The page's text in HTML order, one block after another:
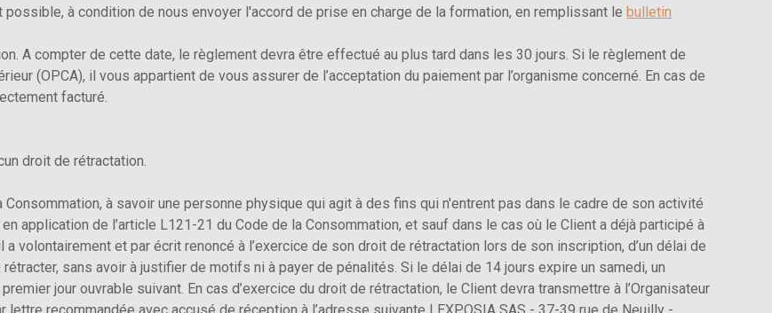
à condition de nous envoyer l'accord de prise en charge de la formation, en remplissant lebulletin
A compter de cette date, le règlement devra être effectué au plus tard dans les 30 jours. Si le règlement de
(OPCA), il vous appartient de vous assurer de l’acceptation du paiement par l’organisme concerné. En cas de
facturé.
droit de rétractation.
à savoir une personne physique qui agit à des fins qui n'entrent pas dans le cadre de son activité
application de l’article L121-21 du Code de la Consommation, et sauf dans le cas où le Client a déjà participé à
a volontairement et par écrit renoncé à l’exercice de son droit de rétractation lors de son inscription, d’un délai de
sans avoir à justifier de motifs ni à payer de pénalités. Si le délai de 14 jours expire un samedi, un
jour ouvrable suivant. En cas d’exercice du droit de rétractation, le Client devra transmettre à l’Organisateur